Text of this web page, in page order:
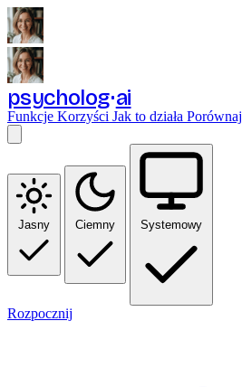
psycholog ai
Funkcje Korzyści Jak to działa Porównaj
Jasny Ciemny Systemowy
Rozpocznij